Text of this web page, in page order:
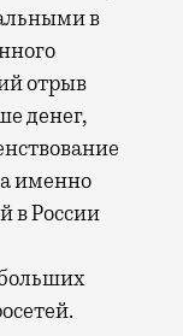
в
отрыв
денег,
именно
в России